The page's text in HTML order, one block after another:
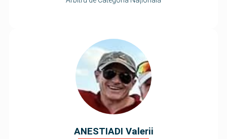
ANESTIADI Valerii